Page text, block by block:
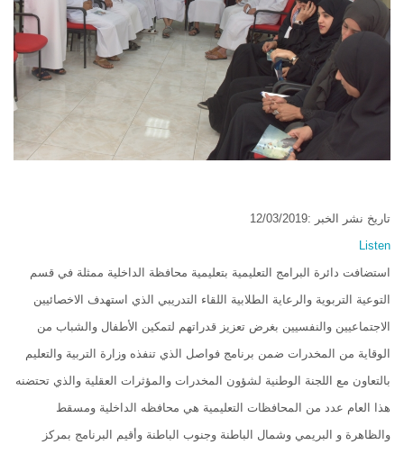
تاريخ نشر الخبر :12/03/2019
Listen
استضافت دائرة البرامج التعليمية بتعليمية محافظة الداخلية ممثلة في قسم
التوعية التربوية والرعاية الطلابية اللقاء التدريبي الذي استهدف الاخصائيين
الاجتماعيين والنفسيين بغرض تعزيز قدراتهم لتمكين الأطفال والشباب من
الوقاية من المخدرات ضمن برنامج فواصل الذي تنفذه وزارة التربية والتعليم
بالتعاون مع اللجنة الوطنية لشؤون المخدرات والمؤثرات العقلية والذي تحتضنه
هذا العام عدد من المحافظات التعليمية هي محافظه الداخلية ومسقط
والظاهرة و البريمي وشمال الباطنة وجنوب الباطنة وأقيم البرنامج بمركز